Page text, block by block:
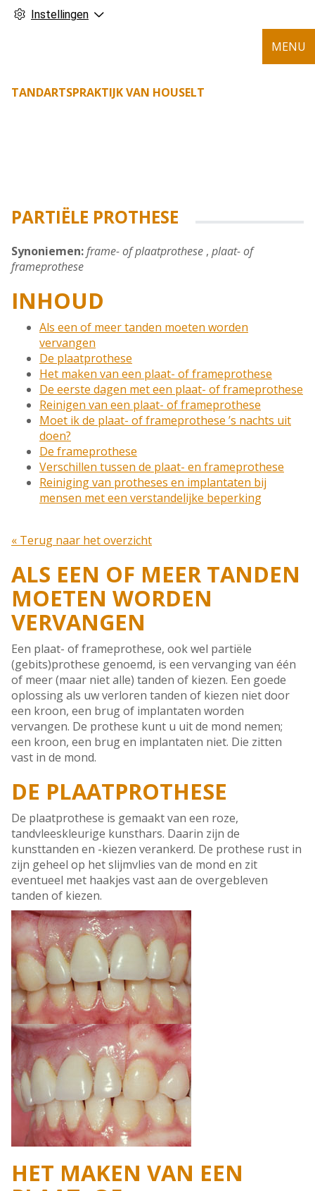
Instellingen
TANDARTSPRAKTIJK VAN HOUSELT
MENU
PARTIËLE PROTHESE
Synoniemen:frame- of plaatprothese , plaat- of
frameprothese
INHOUD
Als een of meer tanden moeten worden
vervangen
De plaatprothese
Het maken van een plaat- of frameprothese
De eerste dagen met een plaat- of frameprothese
Reinigen van een plaat- of frameprothese
Moet ik de plaat- of frameprothese ’s nachts uit
doen?
De frameprothese
Verschillen tussen de plaat- en frameprothese
Reiniging van protheses en implantaten bij
mensen met een verstandelijke beperking
« Terug naar het overzicht
ALS EEN OF MEER TANDEN
MOETEN WORDEN
VERVANGEN
Een plaat- of frameprothese, ook wel partiële
(gebits)prothese genoemd, is een vervanging van één
of meer (maar niet alle) tanden of kiezen. Een goede
oplossing als uw verloren tanden of kiezen niet door
een kroon, een brug of implantaten worden
vervangen. De prothese kunt u uit de mond nemen;
een kroon, een brug en implantaten niet. Die zitten
vast in de mond.
DE PLAATPROTHESE
De plaatprothese is gemaakt van een roze,
tandvleeskleurige kunsthars. Daarin zijn de
kunsttanden en -kiezen verankerd. De prothese rust in
zijn geheel op het slijmvlies van de mond en zit
eventueel met haakjes vast aan de overgebleven
tanden of kiezen.
HET MAKEN VAN EEN